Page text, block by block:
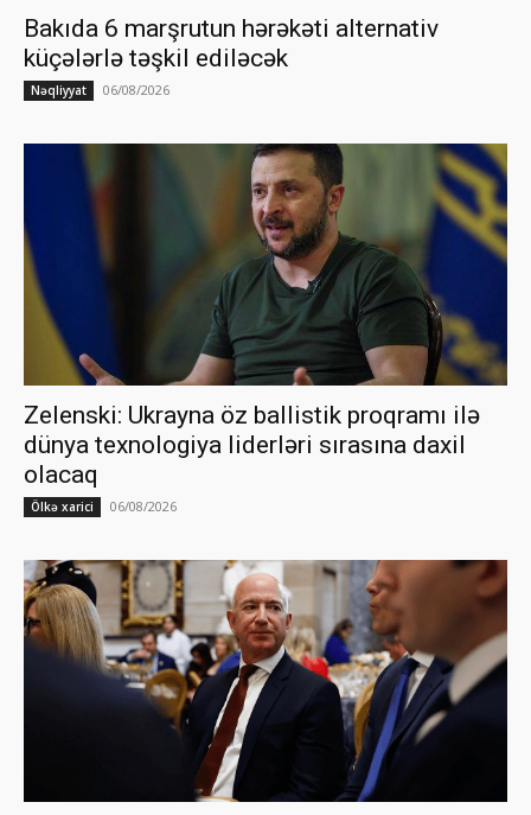
Bakıda 6 marşrutun hərəkəti alternativ
küçələrlə təşkil ediləcək
Nəqliyyat 06/08/2026
Zelenski: Ukrayna öz ballistik proqramı ilə
dünya texnologiya liderləri sırasına daxil
olacaq
Ölkə xarici 06/08/2026